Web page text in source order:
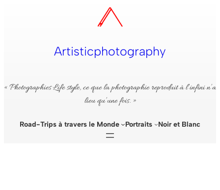
Artisticphotography
« Photographies Life style, ce que la photographie reproduit à l’infini n’a
lieu qu’une fois. »
Road-Trips à travers le Monde Portraits Noir et Blanc